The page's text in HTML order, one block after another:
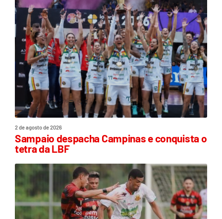
2 de agosto de 2026
Sampaio despacha Campinas e conquista o
tetra da LBF